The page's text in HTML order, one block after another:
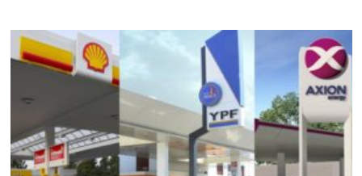
Coronavirus
en
Argentina:
Murieron
y
9.276
fueron